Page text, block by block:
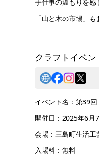
手仕事の温もりを感
「山と木の市場」も
クラフトイベン
イベント名：第39
開催日：2025年6月
会場：三島町生活工
入場料：無料